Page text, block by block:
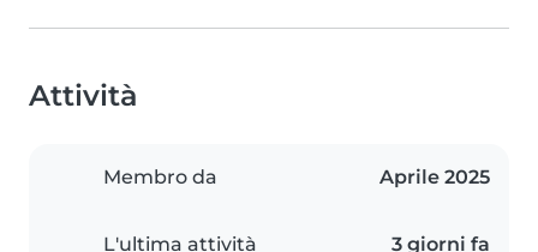
Attività
Membro da Aprile 2025
L'ultima attività 3 giorni fa